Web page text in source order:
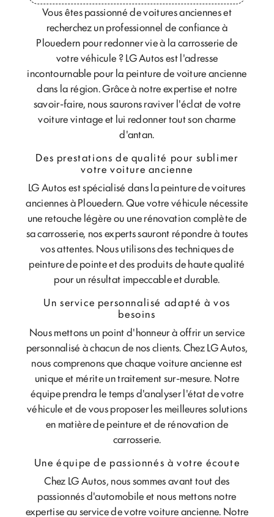
Vous êtes passionné de voitures anciennes et
recherchez un professionnel de confiance à
Plouedern pour redonner vie à la carrosserie de
votre véhicule ? LG Autos est l'adresse
incontournable pour la peinture de voiture ancienne
dans la région. Grâce à notre expertise et notre
savoir-faire, nous saurons raviver l'éclat de votre
voiture vintage et lui redonner tout son charme
d'antan.
Des prestations de qualité pour sublimer
votre voiture ancienne
LG Autos est spécialisé dans la peinture de voitures
anciennes à Plouedern. Que votre véhicule nécessite
une retouche légère ou une rénovation complète de
sa carrosserie, nos experts sauront répondre à toutes
vos attentes. Nous utilisons des techniques de
peinture de pointe et des produits de haute qualité
pour un résultat impeccable et durable.
Un service personnalisé adapté à vos
besoins
Nous mettons un point d'honneur à offrir un service
personnalisé à chacun de nos clients. Chez LG Autos,
nous comprenons que chaque voiture ancienne est
unique et mérite un traitement sur-mesure. Notre
équipe prendra le temps d'analyser l'état de votre
véhicule et de vous proposer les meilleures solutions
en matière de peinture et de rénovation de
carrosserie.
Une équipe de passionnés à votre écoute
Chez LG Autos, nous sommes avant tout des
passionnés d'automobile et nous mettons notre
expertise au service de votre voiture ancienne. Notre